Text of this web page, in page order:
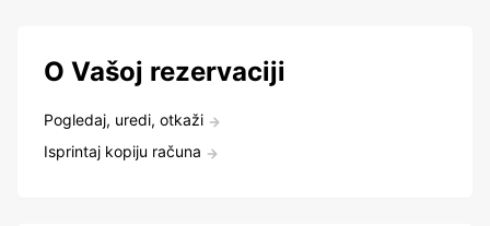
O Vašoj rezervaciji
Pogledaj, uredi, otkaži
Isprintaj kopiju računa